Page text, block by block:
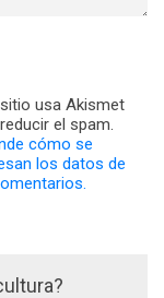
usa Akismet
el spam.
cómo se
los datos de